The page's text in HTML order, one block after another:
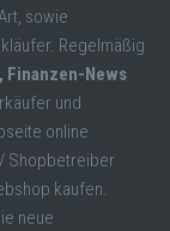
sowie
Regelmäßig
Finanzen-News
und
online
Shopbetreiber
kaufen.
neue